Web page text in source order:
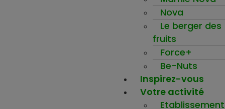
Nova
Le berger des
fruits
Force+
Be-Nuts
Inspirez-vous
Votre activité
Etablissement